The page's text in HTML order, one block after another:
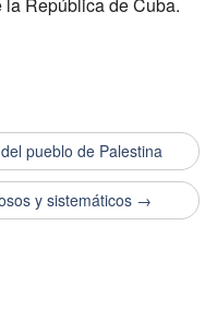
República de Cuba.
pueblo de Palestina
y sistemáticos →